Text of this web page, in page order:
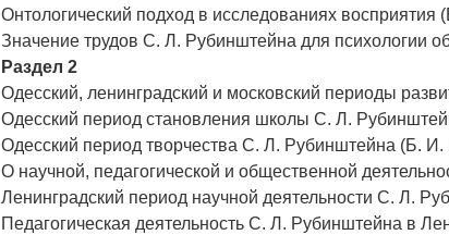
Онтологический подход в исследованиях
Значение трудов С. Л. Рубинштейна для психологии
Раздел 2
Одесский, ленинградский и московский периоды
Одесский период становления школы С. Л.
Одесский период творчества С. Л. Рубинштейна (Б. И.
О научной, педагогической и общественной
Ленинградский период научной деятельности С. Л.
Педагогическая деятельность С. Л. Рубинштейна в